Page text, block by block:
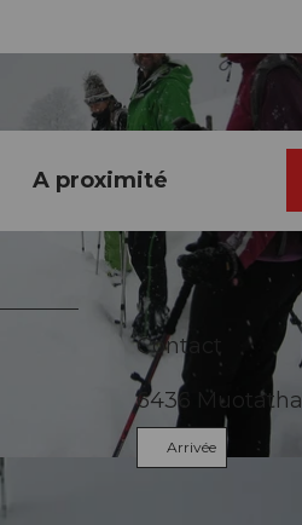
A proximité
Contact
6436 Muotathal
Arrivée